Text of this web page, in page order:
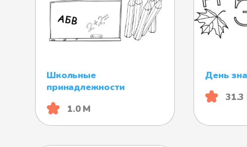
Школьные
принадлежности
1.0 М
День
31.3